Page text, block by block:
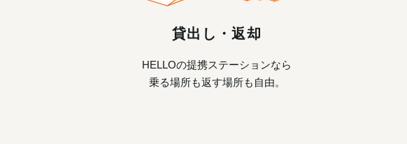
貸出し・返却
HELLOの提携ステーションなら
乗る場所も返す場所も自由。